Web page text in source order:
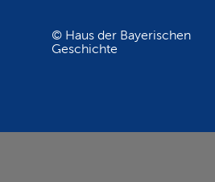
© Haus der Bayerischen
Geschichte